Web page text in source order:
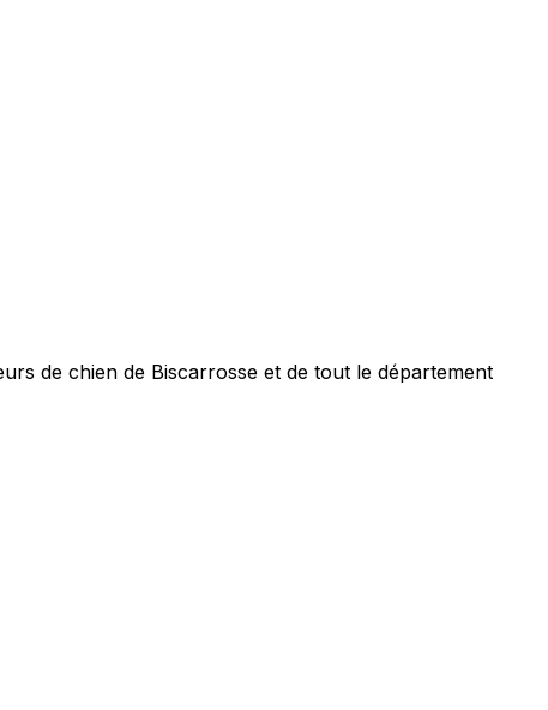
de chien de Biscarrosse et de tout le département